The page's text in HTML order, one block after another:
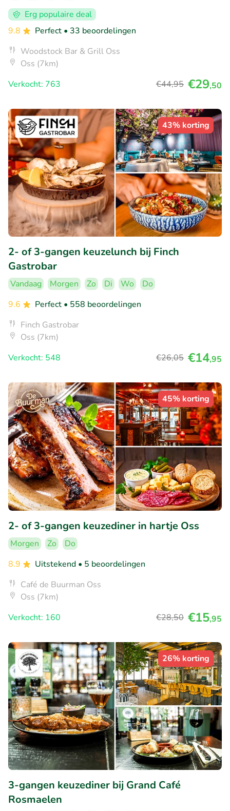
Erg populaire deal
9.8
Perfect • 33 beoordelingen
Woodstock Bar & Grill Oss
Oss (7km)
Verkocht: 763
€44,95 €29,50
43% korting
2- of 3-gangen keuzelunch bij Finch
Gastrobar
Vandaag Morgen Zo Di Wo
Do
9.6
Perfect • 558 beoordelingen
Finch Gastrobar
Oss (7km)
Verkocht: 548
€26,05 €14,95
45% korting
2- of 3-gangen keuzediner in hartje Oss
Morgen Zo
Do
8.9
Uitstekend • 5 beoordelingen
Café de Buurman Oss
Oss (7km)
Verkocht: 160
€28,50 €15,95
26% korting
3-gangen keuzediner bij Grand Café
Rosmaelen